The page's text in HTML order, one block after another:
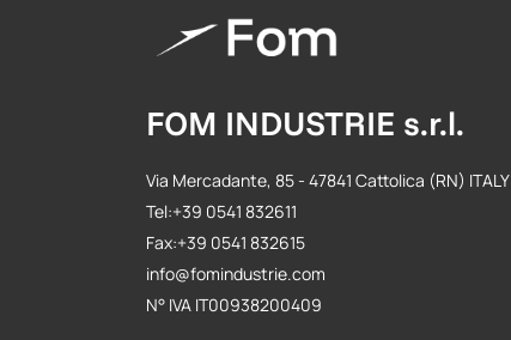
FOM INDUSTRIE s.r.l.
Via Mercadante, 85 - 47841 Cattolica (RN) ITALY
Tel:+39 0541 832611
Fax:+39 0541 832615
info@fomindustrie.com
N° IVA IT00938200409